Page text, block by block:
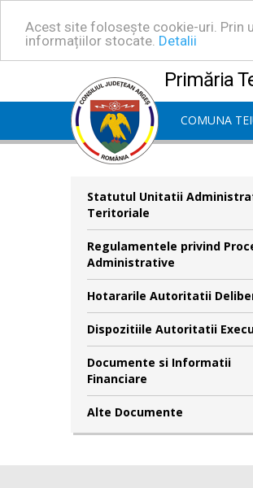
Acest site folosește cookie-uri. Prin
informațiilor stocate. Detalii
Primăria
COMUNA
Statutul Unitatii
Teritoriale
Regulamentele privind
Administrative
Hotararile Autoritatii
Dispozitiile Autoritatii
Documente si Informatii
Financiare
Alte Documente